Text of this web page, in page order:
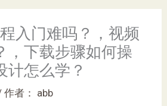
入门难吗？，视频
，下载步骤如何操
计怎么学？
作者： abb